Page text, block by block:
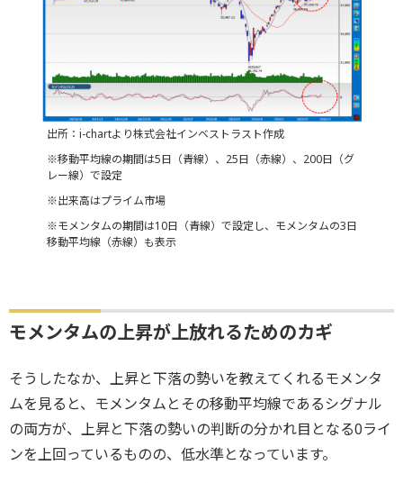
出所：i-chartより株式会社インベストラスト作成
※移動平均線の期間は5日（青線）、25日（赤線）、200日（グ
レー線）で設定
※出来高はプライム市場
※モメンタムの期間は10日（青線）で設定し、モメンタムの3日
移動平均線（赤線）も表示
モメンタムの上昇が上放れるためのカギ
そうしたなか、上昇と下落の勢いを教えてくれるモメンタ
ムを見ると、モメンタムとその移動平均線であるシグナル
の両方が、上昇と下落の勢いの判断の分かれ目となる0ライ
ンを上回っているものの、低水準となっています。